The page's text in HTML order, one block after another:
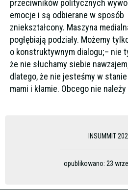
przeciwników politycznych
emocje i są odbierane w sposób
zniekształcony. Maszyna
pogłębiają podziały. Możemy
o konstruktywnym dialogu;– nie
że nie słuchamy siebie
dlatego, że nie jesteśmy w
mami i kłamie. Obcego nie
INSUMMIT
opublikowano: 23